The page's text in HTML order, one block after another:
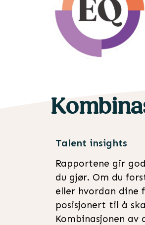
Talent insights
Rapportene gir
du gjør. Om du
eller hvordan dine
posisjonert til å
Kombinasjonen